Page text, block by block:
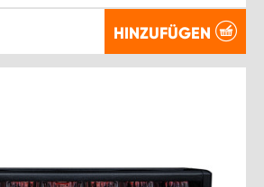
HINZUFÜGEN